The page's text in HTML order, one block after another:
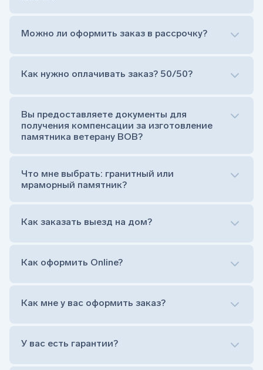
Сам комплект памятника:
Тумба (постамент, на который при помощи
штыря устанавливается стела)
Цветник (обрамление могилки, бывает, что
Обработка и сверловка комплекта
Расположение символа веры (крестик или
на символ веры или вовсе портрет не рисовать)
прописной)
Можно ли оформить заказ в рассрочку?
Как нужно оплачивать заказ? 50/50?
Вы предоставляете документы для
получения компенсации за изготовление
памятника ветерану ВОВ?
Что мне выбрать: гранитный или
мраморный памятник?
Как заказать выезд на дом?
Оформить заказ удаленно (online)
Заказать бесплатный выезд менеджера на дом
Как оформить Online?
Оформить заказ удаленно (online)
Заказать бесплатный выезд менеджера на дом
Как мне у вас оформить заказ?
У вас есть гарантии?